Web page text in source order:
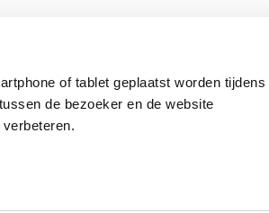
of tablet geplaatst worden tijdens
de bezoeker en de website
& logo'sKlachten,